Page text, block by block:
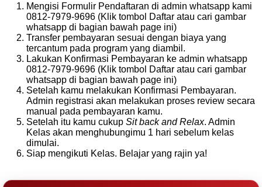
Mengisi Formulir Pendaftaran di admin whatsapp kami
0812-7979-9696 (Klik tombol Daftar atau cari gambar
whatsapp di bagian bawah page ini)
Transfer pembayaran sesuai dengan biaya yang
tercantum pada program yang diambil.
Lakukan Konfirmasi Pembayaran ke admin whatsapp
0812-7979-9696 (Klik tombol Daftar atau cari gambar
whatsapp di bagian bawah page ini)
Setelah kamu melakukan Konfirmasi Pembayaran.
Admin registrasi akan melakukan proses review secara
manual pada pembayaran kamu.
Setelah itu kamu cukup Sit back and Relax. Admin
Kelas akan menghubungimu 1 hari sebelum kelas
dimulai.
Siap mengikuti Kelas. Belajar yang rajin ya!